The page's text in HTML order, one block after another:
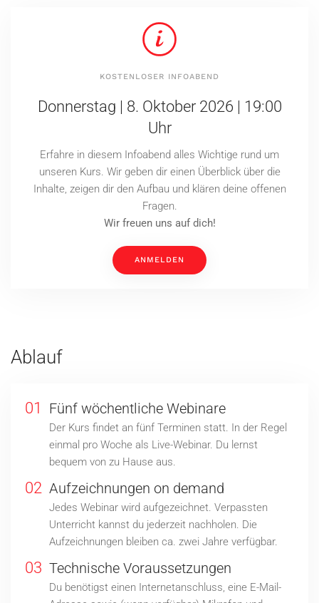
KOSTENLOSER INFOABEND
Donnerstag | 8. Oktober 2026 | 19:00
Uhr
Erfahre in diesem Infoabend alles Wichtige rund um
unseren Kurs. Wir geben dir einen Überblick über die
Inhalte, zeigen dir den Aufbau und klären deine offenen
Fragen.
Wir freuen uns auf dich!
ANMELDEN
Ablauf
01 Fünf wöchentliche Webinare
Der Kurs findet an fünf Terminen statt. In der Regel
einmal pro Woche als Live-Webinar. Du lernst
bequem von zu Hause aus.
02 Aufzeichnungen on demand
Jedes Webinar wird aufgezeichnet. Verpassten
Unterricht kannst du jederzeit nachholen. Die
Aufzeichnungen bleiben ca. zwei Jahre verfügbar.
03 Technische Voraussetzungen
Du benötigst einen Internetanschluss, eine E-Mail-